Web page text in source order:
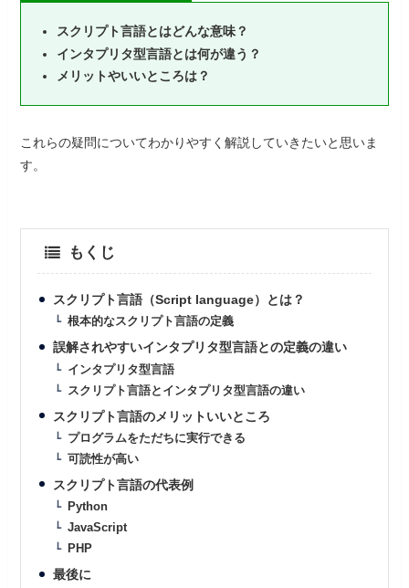
スクリプト言語とはどんな意味？
インタプリタ型言語とは何が違う？
メリットやいいところは？
これらの疑問についてわかりやすく解説していきたいと思いま
す。
もくじ
スクリプト言語（Script language）とは？
根本的なスクリプト言語の定義
誤解されやすいインタプリタ型言語との定義の違い
インタプリタ型言語
スクリプト言語とインタプリタ型言語の違い
スクリプト言語のメリットいいところ
プログラムをただちに実行できる
可読性が高い
スクリプト言語の代表例
Python
JavaScript
PHP
最後に